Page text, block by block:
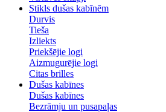
Stikls dušas kabīnēm
Durvis
Tieša
Izliekts
Priekšējie logi
Aizmugurējie logi
Citas brilles
Dušas kabīnes
Dušas kabīnes
Bezrāmju un pusapaļas